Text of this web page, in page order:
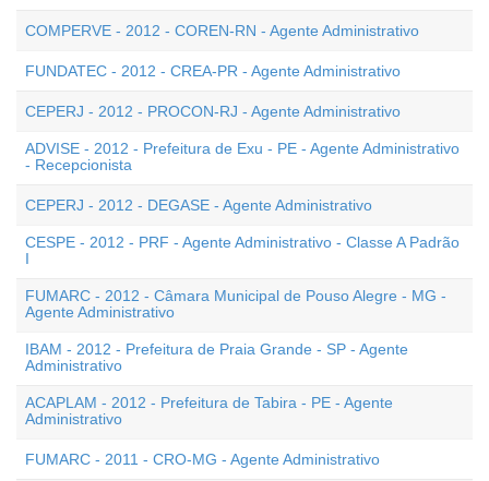
COMPERVE - 2012 - COREN-RN - Agente Administrativo
FUNDATEC - 2012 - CREA-PR - Agente Administrativo
CEPERJ - 2012 - PROCON-RJ - Agente Administrativo
ADVISE - 2012 - Prefeitura de Exu - PE - Agente Administrativo
- Recepcionista
CEPERJ - 2012 - DEGASE - Agente Administrativo
CESPE - 2012 - PRF - Agente Administrativo - Classe A Padrão
I
FUMARC - 2012 - Câmara Municipal de Pouso Alegre - MG -
Agente Administrativo
IBAM - 2012 - Prefeitura de Praia Grande - SP - Agente
Administrativo
ACAPLAM - 2012 - Prefeitura de Tabira - PE - Agente
Administrativo
FUMARC - 2011 - CRO-MG - Agente Administrativo